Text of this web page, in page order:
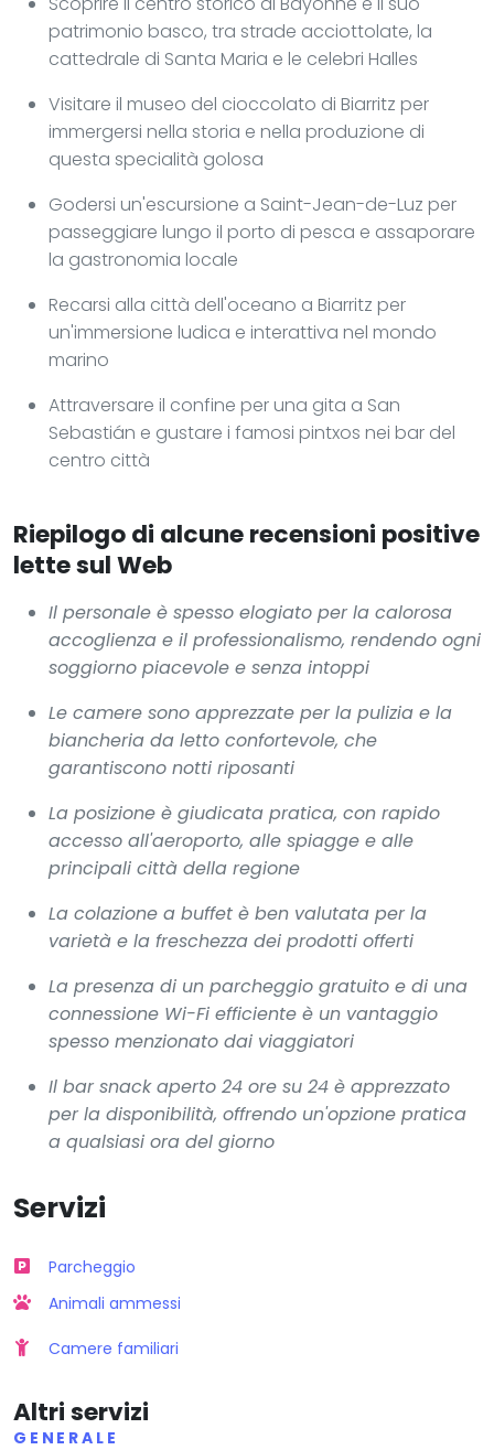
patrimonio basco, tra strade acciottolate, la
cattedrale di Santa Maria e le celebri Halles
Visitare il museo del cioccolato di Biarritz per
immergersi nella storia e nella produzione di
questa specialità golosa
Godersi un'escursione a Saint-Jean-de-Luz per
passeggiare lungo il porto di pesca e assaporare
la gastronomia locale
Recarsi alla città dell'oceano a Biarritz per
un'immersione ludica e interattiva nel mondo
marino
Attraversare il confine per una gita a San
Sebastián e gustare i famosi pintxos nei bar del
centro città
Riepilogo di alcune recensioni positive
lette sul Web
Il personale è spesso elogiato per la calorosa
accoglienza e il professionalismo, rendendo ogni
soggiorno piacevole e senza intoppi
Le camere sono apprezzate per la pulizia e la
biancheria da letto confortevole, che
garantiscono notti riposanti
La posizione è giudicata pratica, con rapido
accesso all'aeroporto, alle spiagge e alle
principali città della regione
La colazione a buffet è ben valutata per la
varietà e la freschezza dei prodotti offerti
La presenza di un parcheggio gratuito e di una
connessione Wi-Fi efficiente è un vantaggio
spesso menzionato dai viaggiatori
Il bar snack aperto 24 ore su 24 è apprezzato
per la disponibilità, offrendo un'opzione pratica
a qualsiasi ora del giorno
Servizi
Parcheggio
Animali ammessi
Camere familiari
Altri servizi
GENERALE